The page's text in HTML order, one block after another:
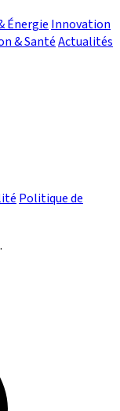
Énergie Innovation
& SantéActualités
Politique de